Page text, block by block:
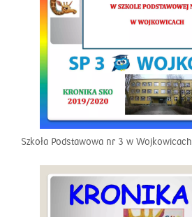
Szkoła Podstawowa nr 3 w Wojkowicach